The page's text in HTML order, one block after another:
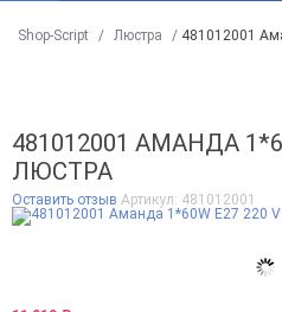
Shop-Script / Люстра / 481012001
481012001 АМАНДА
ЛЮСТРА
Оставить отзыв Артикул: 481012001